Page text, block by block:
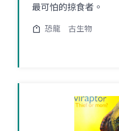
最可怕的掠食者。
恐龍 古生物